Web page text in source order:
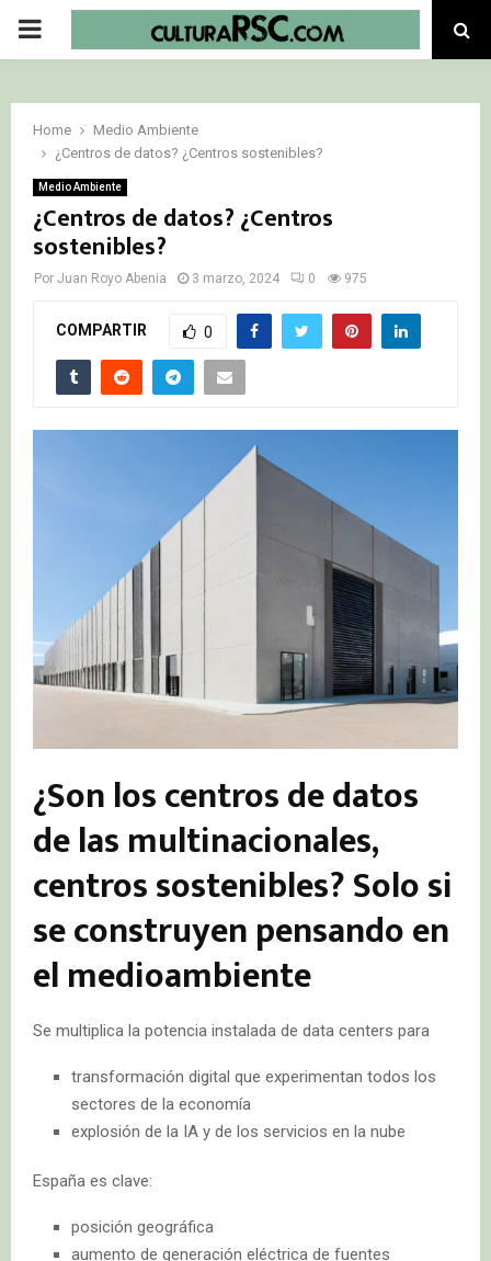
PRIMARY
Home
Medio Ambiente
¿Centros de datos? ¿Centros sostenibles?
Medio Ambiente
¿Centros de datos? ¿Centros
sostenibles?
Por Juan Royo Abenia 3 marzo, 2024 0 975
COMPARTIR 0
¿Son los centros de datos
de las multinacionales,
centros sostenibles? Solo si
se construyen pensando en
el medioambiente
Se multiplica la potencia instalada de data centers para
transformación digital que experimentan todos los
sectores de la economía
explosión de la IA y de los servicios en la nube
España es clave:
posición geográfica
aumento de generación eléctrica de fuentes